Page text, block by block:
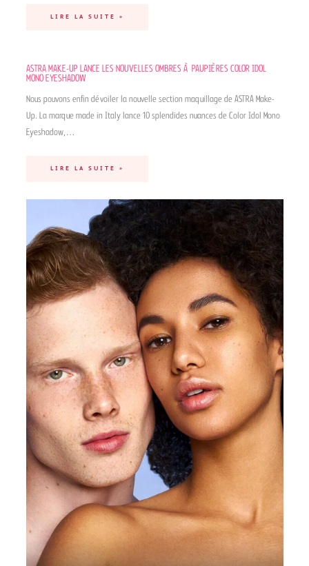
LIRE LA SUITE »
ASTRA MAKE-UP LANCE LES NOUVELLES OMBRES À PAUPIÈRES COLOR IDOL
MONO EYESHADOW
Nous pouvons enfin dévoiler la nouvelle section maquillage de ASTRA Make-
Up. La marque made in Italy lance 10 splendides nuances de Color Idol Mono
Eyeshadow,…
LIRE LA SUITE »